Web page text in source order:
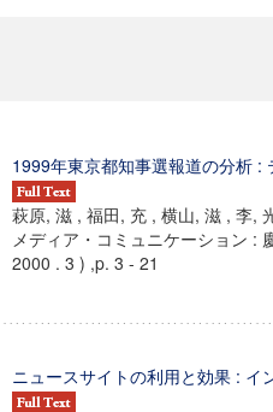
1999年東京都知事選報道の分析 :
萩原, 滋 , 福田, 充 , 横山, 滋 , 李,
メディア・コミュニケーション :
2000 . 3 ) ,p. 3 - 21
ニュースサイトの利用と効果 : イ